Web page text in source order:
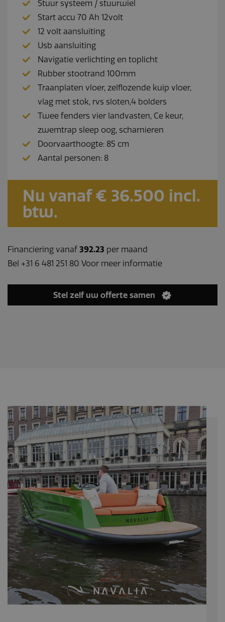
Stuur systeem / stuurwiel
Start accu 70 Ah 12volt
12 volt aansluiting
Usb aansluiting
Navigatie verlichting en toplicht
Rubber stootrand 100mm
Traanplaten vloer, zelflozende kuip vloer,
vlag met stok, rvs sloten,4 bolders
Twee fenders vier landvasten, Ce keur,
zwemtrap sleep oog, scharnieren
Doorvaarthoogte: 85 cm
Aantal personen: 8
Nu vanaf € 36.500 incl.
btw.
Financiering vanaf 392.23 per maand
Bel +31 6 481 251 80 Voor meer informatie
Stel zelf uw offerte samen